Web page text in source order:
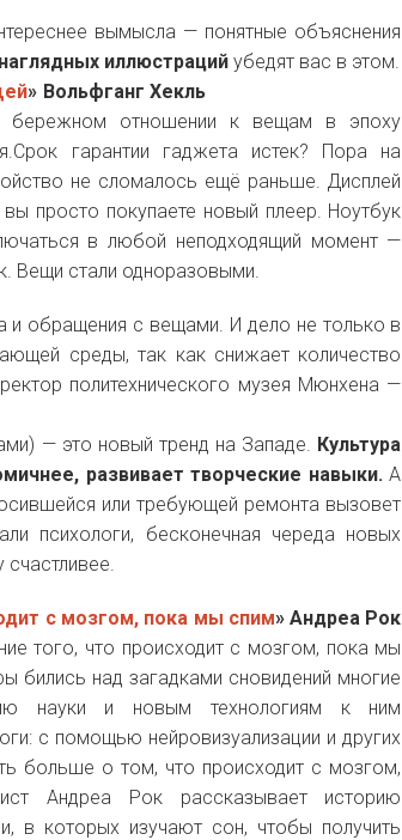
вымысла — понятные объяснения
иллюстраций убедят вас в этом.
» Вольфганг Хекль
бережном отношении к вещам в эпоху
гарантии гаджета истек? Пора на
не сломалось ещё раньше. Дисплей
просто покупаете новый плеер. Ноутбук
в любой неподходящий момент —
Вещи стали одноразовыми.
и обращения с вещами. И дело не только в
среды, так как снижает количество
политехнического музея Мюнхена —
— это новый тренд на Западе. Культура
развивает творческие навыки.А
или требующей ремонта вызовет
психологи, бесконечная череда новых
с мозгом, пока мы спим»Андреа Рок
того, что происходит с мозгом, пока мы
бились над загадками сновидений многие
науки и новым технологиям к ним
с помощью нейровизуализации и других
больше о том, что происходит с мозгом,
Андреа Рок рассказывает историю
в которых изучают сон, чтобы получить